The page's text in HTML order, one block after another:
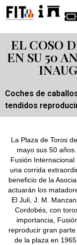
EL COSO
EN SU 50
Coches de
tendidos
La Plaza de Toros
mayo sus 50
Fusión
una corrida
beneficio de la
actuarán los
El Juli, J. M.
Cordobés, con
importancia,
reproducir gran
de la plaza en